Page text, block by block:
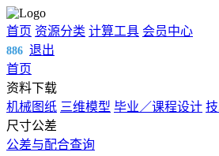
首页 资源分类 计算工具 会员中心
886 退出
首页
资料下载
机械图纸 三维模型 毕业／课程设计
尺寸公差
公差与配合查询